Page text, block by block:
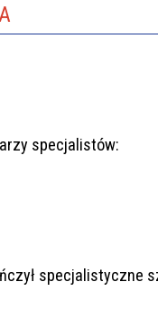
specjalistów:
specjalistyczne